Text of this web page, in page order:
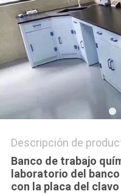
Descripción de
Banco de trabajo
laboratorio del
con la placa del clavo